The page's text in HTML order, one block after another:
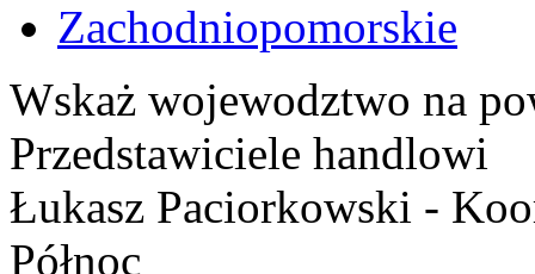
Zachodniopomorskie
Wskaż wojewodztwo na
Przedstawiciele handlowi
Łukasz Paciorkowski -
Północ